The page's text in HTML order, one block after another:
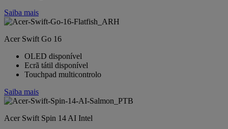
Saiba mais
Acer Swift Go 16
OLED disponível
Ecrã tátil disponível
Touchpad multicontrolo
Saiba mais
Acer Swift Spin 14 AI Intel